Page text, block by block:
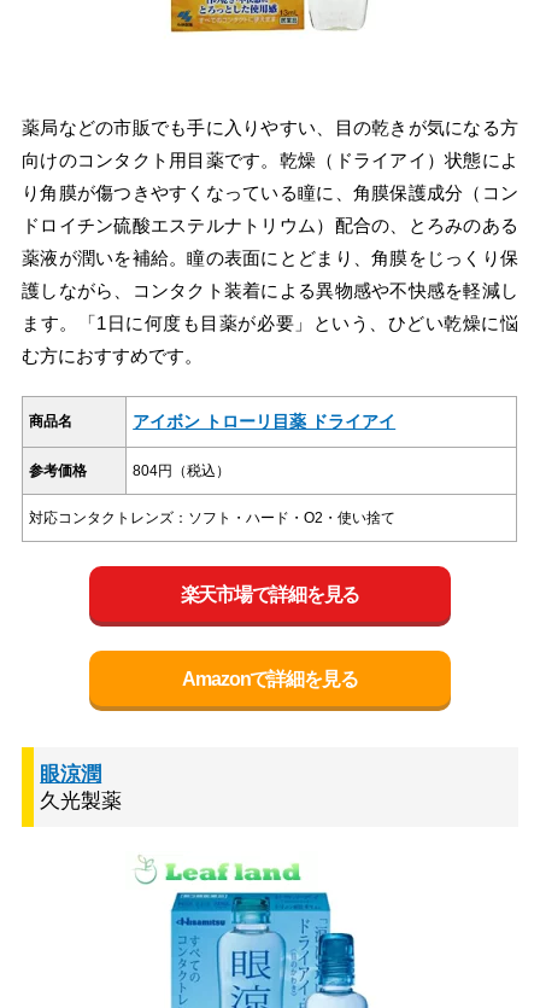
薬局などの市販でも手に入りやすい、目の乾きが気になる方
向けのコンタクト用目薬です。乾燥（ドライアイ）状態によ
り角膜が傷つきやすくなっている瞳に、角膜保護成分（コン
ドロイチン硫酸エステルナトリウム）配合の、とろみのある
薬液が潤いを補給。瞳の表面にとどまり、角膜をじっくり保
護しながら、コンタクト装着による異物感や不快感を軽減し
ます。「1日に何度も目薬が必要」という、ひどい乾燥に悩
む方におすすめです。
商品名 アイボン トローリ目薬 ドライアイ
参考価格 804円（税込）
対応コンタクトレンズ：ソフト・ハード・O2・使い捨て
楽天市場で詳細を見る
Amazonで詳細を見る
眼涼潤
久光製薬